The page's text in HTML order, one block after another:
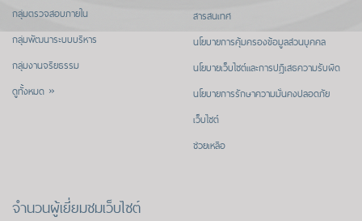
กลุ่มตรวจสอบภายใน
กลุ่มพัฒนาระบบบริหาร
กลุ่มงานจริยธรรม
ดูทั้งหมด »
สารสนเทศ
นโยบายการคุ้มครองข้อมูลส่วนบุคคล
นโยบายเว็บไซต์และการปฏิเสธความรับผิด
นโยบายการรักษาความมั่นคงปลอดภัย
เว็บไซต์
ช่วยเหลือ
จำนวนผู้เยี่ยมชมเว็บไซต์